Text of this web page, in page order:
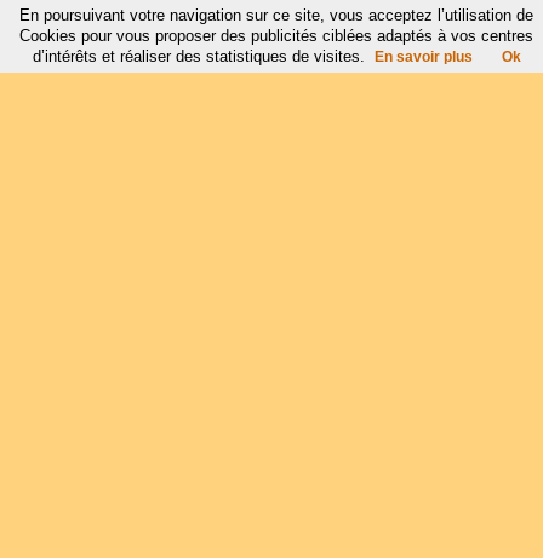
En poursuivant votre navigation sur ce site, vous acceptez l’utilisation de
Cookies pour vous proposer des publicités ciblées adaptés à vos centres
d’intérêts et réaliser des statistiques de visites.
En savoir plus Ok